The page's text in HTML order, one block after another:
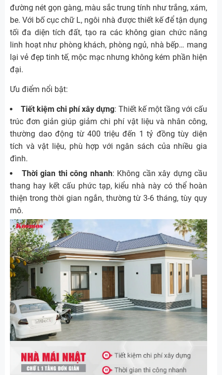
đường nét gọn gàng, màu sắc trung tính như trắng, xám,
be. Với bố cục chữ L, ngôi nhà được thiết kế để tận dụng
tối đa diện tích đất, tạo ra các không gian chức năng
linh hoạt như phòng khách, phòng ngủ, nhà bếp… mang
lại vẻ đẹp tinh tế, mộc mạc nhưng không kém phần hiện
đại.
Ưu điểm nổi bật:
Tiết kiệm chi phí xây dựng: Thiết kế một tầng với cấu
trúc đơn giản giúp giảm chi phí vật liệu và nhân công,
thường dao động từ 400 triệu đến 1 tỷ đồng tùy diện
tích và vật liệu, phù hợp với ngân sách của nhiều gia
đình.
Thời gian thi công nhanh: Không cần xây dựng cầu
thang hay kết cấu phức tạp, kiểu nhà này có thể hoàn
thiện trong thời gian ngắn, thường từ 3-6 tháng, tùy quy
mô.